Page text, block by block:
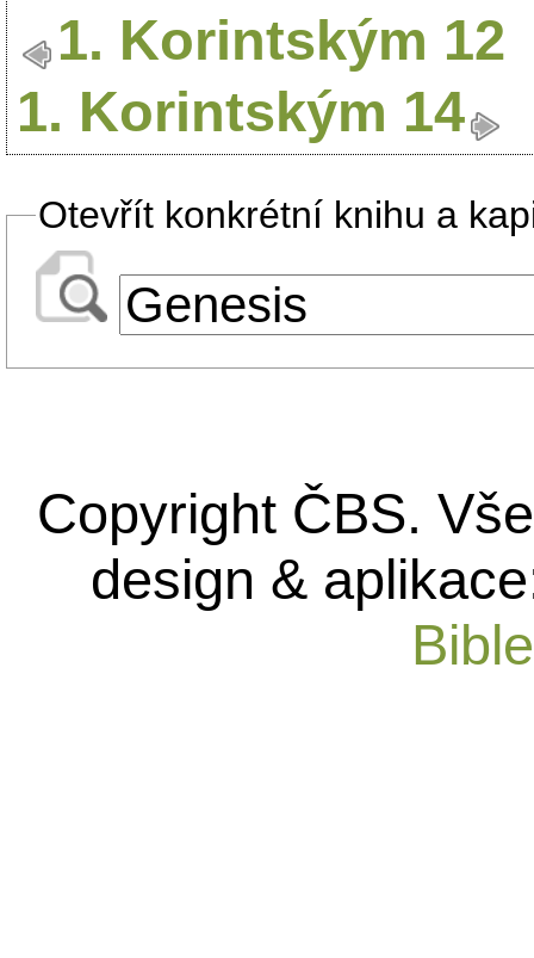
1. Korintským 12
1. Korintským 14
Otevřít konkrétní knihu a
Copyright ČBS.
design &